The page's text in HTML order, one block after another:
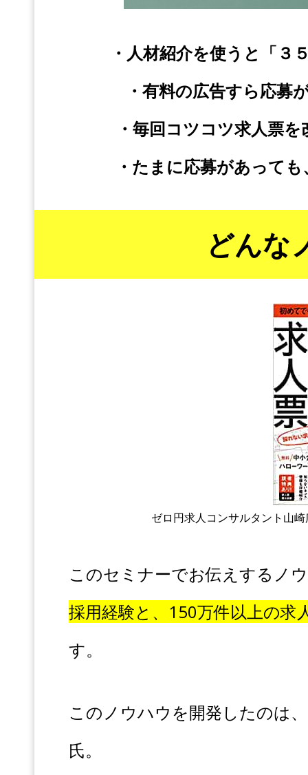
・人材紹介を使うと「３
・有料の広告すら応募
・毎回コツコツ求人票
・たまに応募があって
どんな
ゼロ円求人コンサルタント山
このセミナーでお伝えするノ
採用経験と、 150万件以上の求
す。
このノウハウを開発したのは
氏。